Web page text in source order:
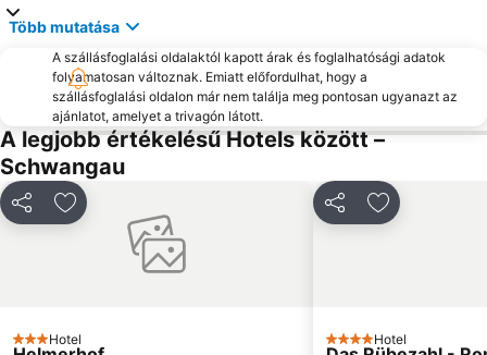
Több mutatása
A szállásfoglalási oldalaktól kapott árak és foglalhatósági adatok
folyamatosan változnak. Emiatt előfordulhat, hogy a
szállásfoglalási oldalon már nem találja meg pontosan ugyanazt az
ajánlatot, amelyet a trivagón látott.
A legjobb értékelésű Hotels között –
Schwangau
MegosztásHozzáadás a kedvencekhez
3 Kategória
Hotel
MegosztásHozzáadás
4 Kategória
Hotel